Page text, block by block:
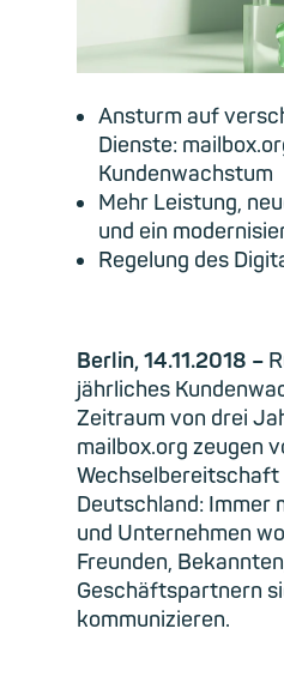
Ansturm auf
Dienste:
Kundenwachstum
Mehr Leistung,
und ein
Regelung des
Berlin, 14.11.2018 –
jährliches
Zeitraum von drei
mailbox.org zeugen
Wechselbereitschaft
Deutschland: Immer
und Unternehmen
Freunden,
Geschäftspartnern
kommunizieren.